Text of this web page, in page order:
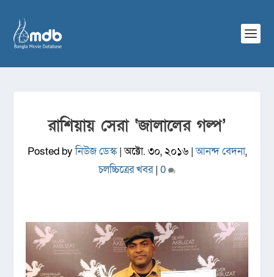
রাশিয়ায় সেরা ‘জালালের গল্প’
Posted byনিউজ ডেস্ক|অক্টো. ৩০, ২০১৬|আনন্দ বেদনা,
চলচ্চিত্রের খবর| 0